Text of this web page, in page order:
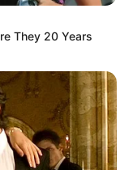
They 20 Years